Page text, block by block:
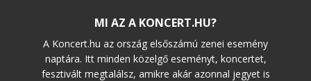
MI AZ A KONCERT.HU?
A Koncert.hu az ország elsőszámú zenei esemény
naptára. Itt minden közelgő eseményt, koncertet,
fesztivált megtalálsz, amikre akár azonnal jegyet is